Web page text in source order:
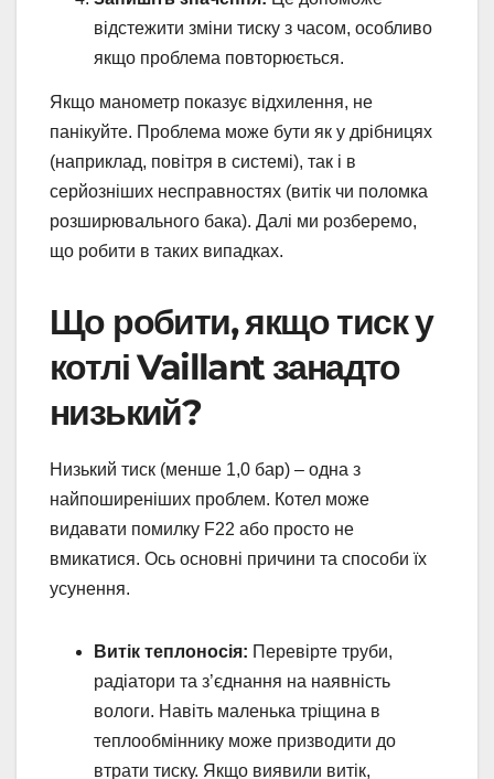
відстежити зміни тиску з часом, особливо
якщо проблема повторюється.
Якщо манометр показує відхилення, не
панікуйте. Проблема може бути як у дрібницях
(наприклад, повітря в системі), так і в
серйозніших несправностях (витік чи поломка
розширювального бака). Далі ми розберемо,
що робити в таких випадках.
Що робити, якщо тиск у
котлі Vaillant занадто
низький?
Низький тиск (менше 1,0 бар) – одна з
найпоширеніших проблем. Котел може
видавати помилку F22 або просто не
вмикатися. Ось основні причини та способи їх
усунення.
Витік теплоносія: Перевірте труби,
радіатори та з’єднання на наявність
вологи. Навіть маленька тріщина в
теплообміннику може призводити до
втрати тиску. Якщо виявили витік,